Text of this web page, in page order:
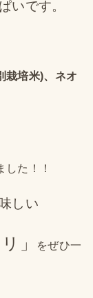
いです。
栽培米)、ネオ
た！！
しい
」 をぜひ一